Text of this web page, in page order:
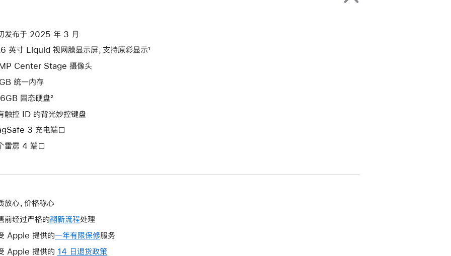
发布于 2025 年 3 月
英寸 Liquid 视网膜显示屏，支持原彩显示¹
Center Stage 摄像头
统一内存
固态硬盘²
触控 ID 的背光妙控键盘
3 充电端口
雷雳 4 端口
放心，价格称心
前经过严格的翻新流程处理
Apple 提供的一年有限保修此
操
服务
Apple 提供的 14 日退货政策